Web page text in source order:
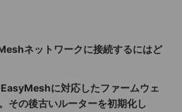
ネットワークに接続するにはど
に対応したファームウェ
その後古いルーターを初期化し